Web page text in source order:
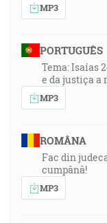
MP3
PORTUGUÊS
Tema: Isaías
e da justiça a
MP3
ROMÂNA
Fac din
cumpănă!
MP3